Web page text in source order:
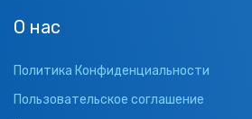
О нас
Политика Конфиденциальности
Пользовательское соглашение